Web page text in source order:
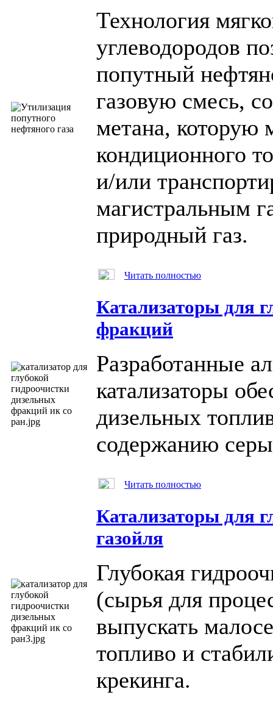
Технология
углеводородов
попутный
газовую смесь,
метана, которую
кондиционного
и/или
магистральным
природный газ.
Читать полностью
Катализаторы для
фракций
Разработанные
катализаторы
дизельных
содержанию
Читать полностью
Катализаторы для
газойля
Глубокая
(сырья для
выпускать
топливо и
крекинга.